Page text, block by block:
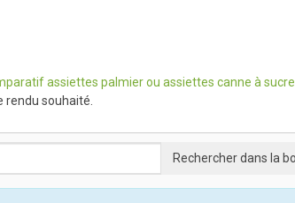
assiettes palmier ou assiettes canne à sucre
souhaité.